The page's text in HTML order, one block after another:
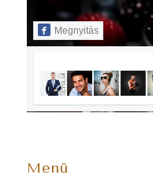
Megnyitás
Menü